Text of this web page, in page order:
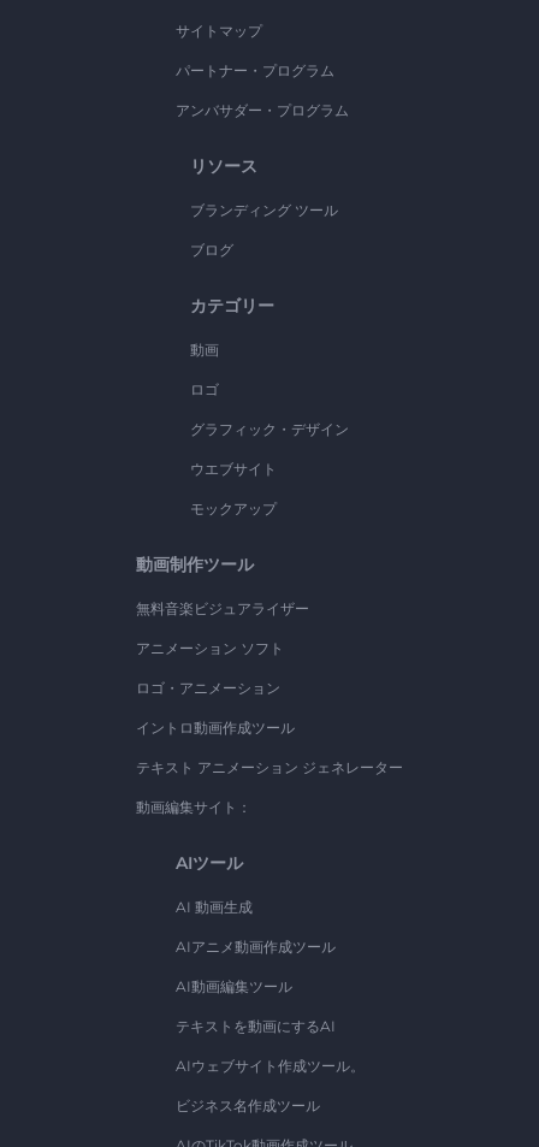
サイトマップ
パートナー・プログラム
アンバサダー・プログラム
リソース
ブランディング ツール
ブログ
カテゴリー
動画
ロゴ
グラフィック・デザイン
ウエブサイト
モックアップ
動画制作ツール
無料音楽ビジュアライザー
アニメーション ソフト
ロゴ・アニメーション
イントロ動画作成ツール
テキスト アニメーション ジェネレーター
動画編集サイト：
AIツール
AI 動画生成
AIアニメ動画作成ツール
AI動画編集ツール
テキストを動画にするAI
AIウェブサイト作成ツール。
ビジネス名作成ツール